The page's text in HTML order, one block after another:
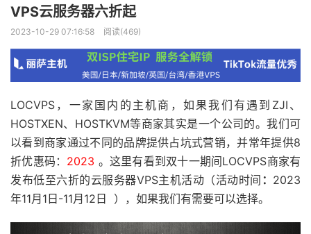
VPS云服务器六折起
2023-10-29 07:16:58 阅读(469)
LOCVPS，一家国内的主机商，如果我们有遇到ZJI、
HOSTXEN、HOSTKVM等商家其实是一个公司的。我们可
以看到商家通过不同的品牌提供占坑式营销，并常年提供8
折优惠码： 2023 。这里有看到双十一期间LOCVPS商家有
发布低至六折的云服务器VPS主机活动（活动时间 ： 2023
年11月1日-11月12日 ），如果我们有需要可以选择。